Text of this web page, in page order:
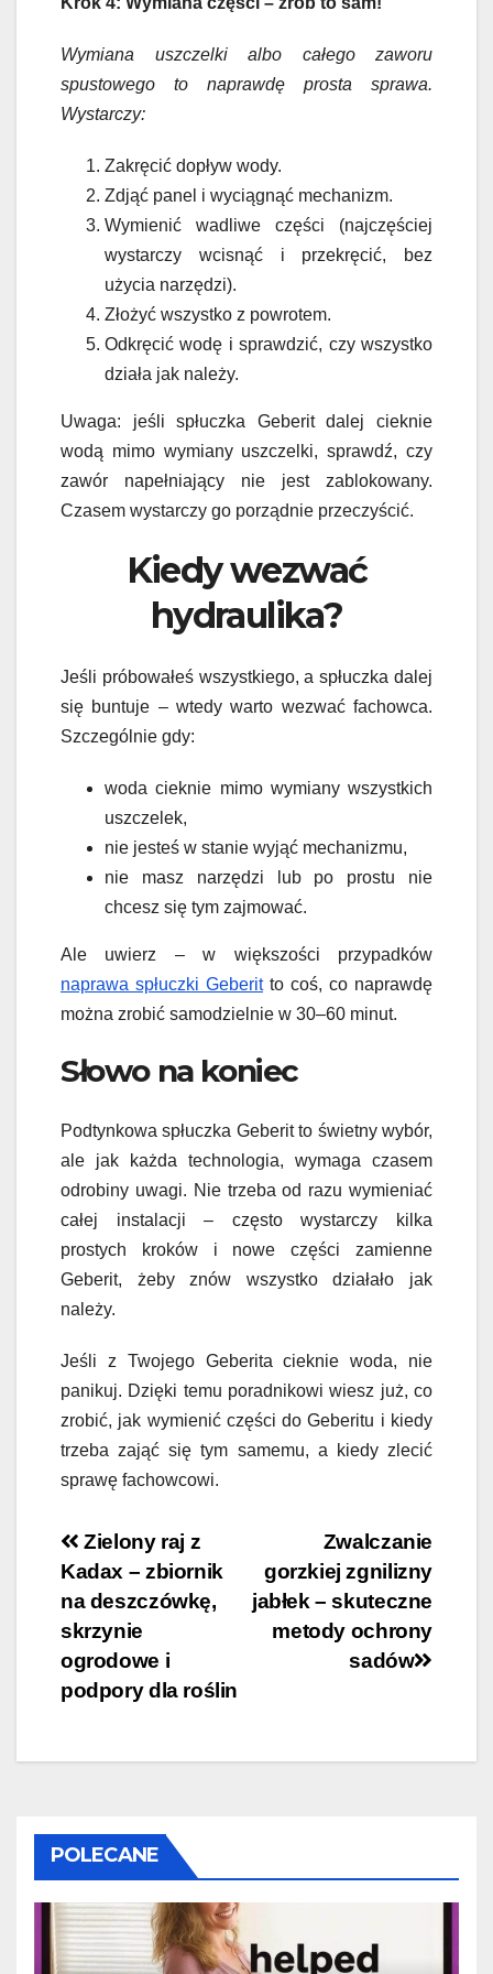
Wymiana uszczelki albo całego zaworu
spustowego to naprawdę prosta sprawa.
Wystarczy:
Zakręcić dopływ wody.
Zdjąć panel i wyciągnąć mechanizm.
Wymienić wadliwe części (najczęściej
wystarczy wcisnąć i przekręcić, bez
użycia narzędzi).
Złożyć wszystko z powrotem.
Odkręcić wodę i sprawdzić, czy wszystko
działa jak należy.
Uwaga: jeśli spłuczka Geberit dalej cieknie
wodą mimo wymiany uszczelki, sprawdź, czy
zawór napełniający nie jest zablokowany.
Czasem wystarczy go porządnie przeczyścić.
Kiedy wezwać
hydraulika?
Jeśli próbowałeś wszystkiego, a spłuczka dalej
się buntuje – wtedy warto wezwać fachowca.
Szczególnie gdy:
woda cieknie mimo wymiany wszystkich
uszczelek,
nie jesteś w stanie wyjąć mechanizmu,
nie masz narzędzi lub po prostu nie
chcesz się tym zajmować.
Ale uwierz – w większości przypadków
naprawa spłuczki Geberitto coś, co naprawdę
można zrobić samodzielnie w 30–60 minut.
Słowo na koniec
Podtynkowa spłuczka Geberit to świetny wybór,
ale jak każda technologia, wymaga czasem
odrobiny uwagi. Nie trzeba od razu wymieniać
całej instalacji – często wystarczy kilka
prostych kroków i nowe części zamienne
Geberit, żeby znów wszystko działało jak
należy.
Jeśli z Twojego Geberita cieknie woda, nie
panikuj. Dzięki temu poradnikowi wiesz już, co
zrobić, jak wymienić części do Geberitu i kiedy
trzeba zająć się tym samemu, a kiedy zlecić
sprawę fachowcowi.
Nawigacja
wpisu
Zwalczanie
gorzkiej zgnilizny
jabłek – skuteczne
metody ochrony
sadów
Zielony raj z
Kadax – zbiornik
na deszczówkę,
skrzynie
ogrodowe i
podpory dla roślin
POLECANE